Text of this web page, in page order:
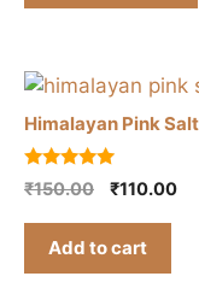
variants.
options
be
chosen
on
the
product
Himalayan Pink Salt
5.00
out of 5
₹150.00
Original
was:
₹110.00
Add to cart